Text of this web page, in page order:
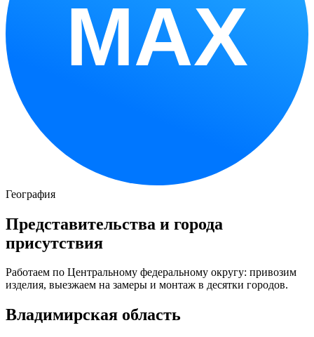
MAX
География
Представительства и города
присутствия
Работаем по Центральному федеральному округу: привозим
изделия, выезжаем на замеры и монтаж в десятки городов.
Владимирская область